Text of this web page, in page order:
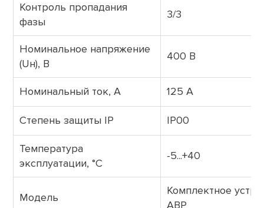
Контроль пропадания
фазы
3/3
Номинальное напряжение
(Uн), В
400 В
Номинальный ток, А 125 А
Степень защиты IP IP00
Температура
эксплуатации, °С
-5...+40
Модель
Комплектное
АВР